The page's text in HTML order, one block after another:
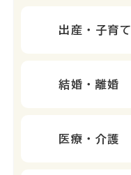
出産・子育て
結婚・離婚
医療・介護